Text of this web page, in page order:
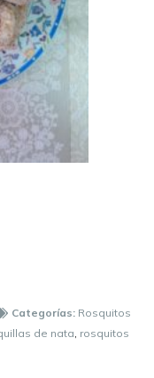
Categorías: Rosquitos
de nata, rosquitos